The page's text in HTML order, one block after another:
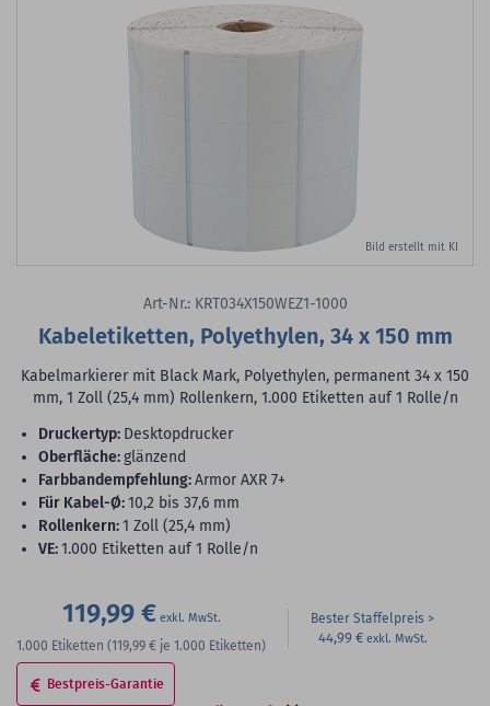
Bild erstellt mit KI
Art-Nr.: KRT034X150WEZ1-1000
Kabeletiketten, Polyethylen, 34 x 150 mm
Kabelmarkierer mit Black Mark, Polyethylen, permanent 34 x 150
mm, 1 Zoll (25,4 mm) Rollenkern, 1.000 Etiketten auf 1 Rolle/n
Druckertyp: Desktopdrucker
Oberfläche:glänzend
Farbbandempfehlung:Armor AXR 7+
für Kabel-Ø:10,2 bis 37,6 mm
Rollenkern:1 Zoll (25,4 mm)
VE:1.000 Etiketten auf 1 Rolle/n
119,99 €
1.000 Etiketten (119,99 € je 1.000 Etiketten)
Bester Staffelpreis
44,99 €
Bestpreis-Garantie